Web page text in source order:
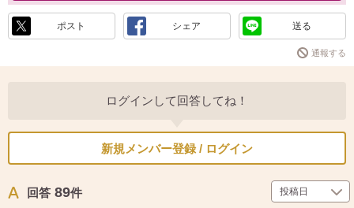
ポスト シェア 送る
通報する
ログインして回答してね！
新規メンバー登録 / ログイン
回答 89件